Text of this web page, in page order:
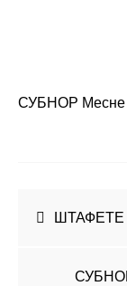
СУБНОР Месне